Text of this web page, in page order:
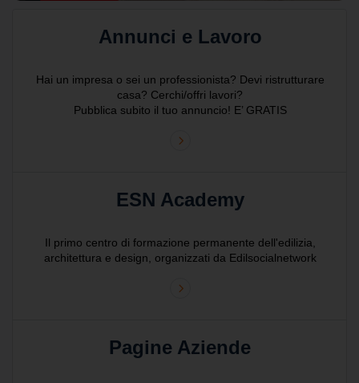
Annunci e Lavoro
Hai un impresa o sei un professionista? Devi ristrutturare
casa? Cerchi/offri lavori?
Pubblica subito il tuo annuncio! E’ GRATIS
ESN Academy
Il primo centro di formazione permanente dell'edilizia,
architettura e design, organizzati da Edilsocialnetwork
Pagine Aziende